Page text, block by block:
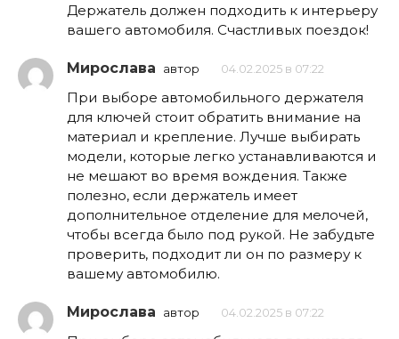
Держатель должен подходить к интерьеру
вашего автомобиля. Счастливых поездок!
Мирослава автор 04.02.2025 в 07:22
При выборе автомобильного держателя
для ключей стоит обратить внимание на
материал и крепление. Лучше выбирать
модели, которые легко устанавливаются и
не мешают во время вождения. Также
полезно, если держатель имеет
дополнительное отделение для мелочей,
чтобы всегда было под рукой. Не забудьте
проверить, подходит ли он по размеру к
вашему автомобилю.
Мирослава автор 04.02.2025 в 07:22